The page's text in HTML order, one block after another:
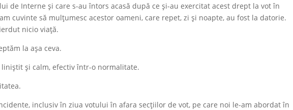
de Interne și care s-au întors acasă după ce și-au exercitat acest drept la vot în
cuvinte să mulțumesc acestor oameni, care repet, zi și noapte, au fost la datorie.
nicio viață.
la așa ceva.
liniștit și calm, efectiv într-o normalitate.
inclusiv în ziua votului în afara secțiilor de vot, pe care noi le-am abordat în